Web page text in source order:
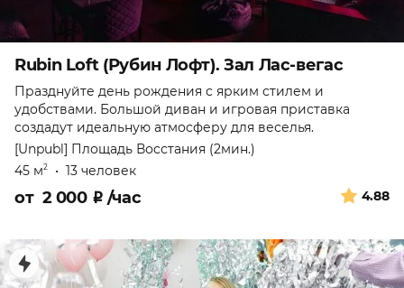
Rubin Loft (Рубин Лофт). Зал Лас-вегас
Празднуйте день рождения с ярким стилем и
удобствами. Большой диван и игровая приставка
создадут идеальную атмосферу для веселья.
[Unpubl] Площадь Восстания (2мин.)
45 м2 • 13 человек
4.88
от 2 000 ₽ /час